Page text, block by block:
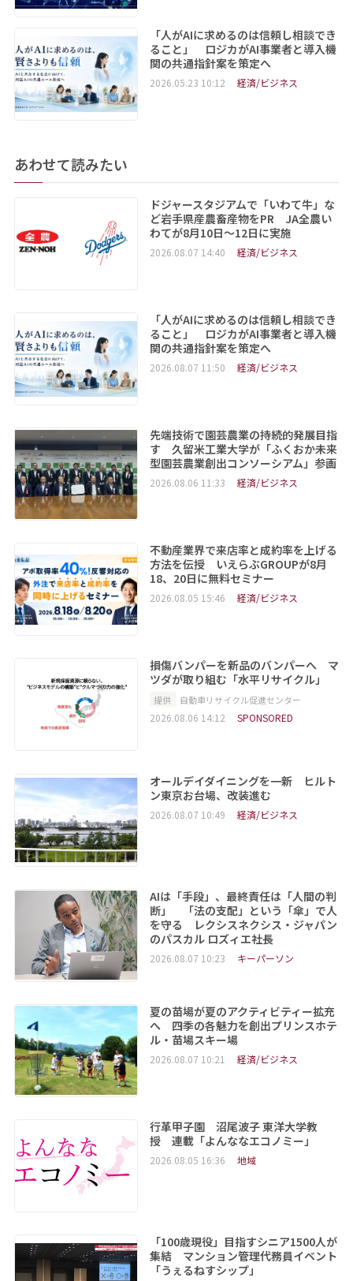
「人がAIに求めるのは信頼し相談でき
ること」 ロジカがAI事業者と導入機
関の共通指針案を策定へ
2026.05.23 10:12 経済/ビジネス
あわせて読みたい
ドジャースタジアムで「いわて牛」な
ど岩手県産農畜産物をPR JA全農い
わてが8月10日～12日に実施
2026.08.07 14:40 経済/ビジネス
「人がAIに求めるのは信頼し相談でき
ること」 ロジカがAI事業者と導入機
関の共通指針案を策定へ
2026.08.07 11:50 経済/ビジネス
先端技術で園芸農業の持続的発展目指
す 久留米工業大学が「ふくおか未来
型園芸農業創出コンソーシアム」参画
2026.08.06 11:33 経済/ビジネス
不動産業界で来店率と成約率を上げる
方法を伝授 いえらぶGROUPが8月
18、20日に無料セミナー
2026.08.05 15:46 経済/ビジネス
損傷バンパーを新品のバンパーへ マ
ツダが取り組む「水平リサイクル」
提供 自動車リサイクル促進センター
2026.08.06 14:12 SPONSORED
オールデイダイニングを一新 ヒルト
ン東京お台場、改装進む
2026.08.07 10:49 経済/ビジネス
AIは「手段」、最終責任は「人間の判
断」 「法の支配」という「傘」で人
を守る レクシスネクシス・ジャパン
のパスカル ロズィエ社長
2026.08.07 10:23 キーパーソン
夏の苗場が夏のアクティビティー拡充
へ 四季の各魅力を創出プリンスホテ
ル・苗場スキー場
2026.08.07 10:21 経済/ビジネス
行革甲子園 沼尾波子 東洋大学教
授 連載「よんななエコノミー」
2026.08.05 16:36 地域
「100歳現役」目指すシニア1500人が
集結 マンション管理代務員イベント
「うぇるねすシップ」